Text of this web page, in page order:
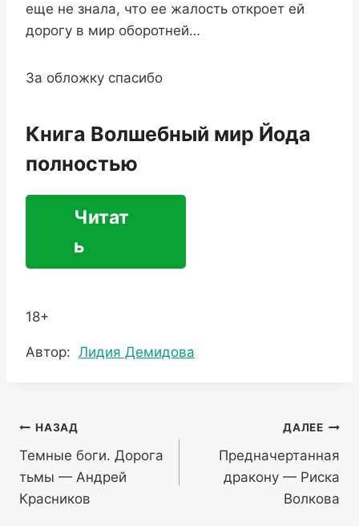
еще не знала, что ее жалость откроет ей
дорогу в мир оборотней…
За обложку спасибо
Книга Волшебный мир Йода
полностью
Читат
ь
18+
Метки
Автор: Лидия Демидова
Навигация
по
записям
НАЗАД
Темные боги. Дорога
тьмы — Андрей
Красников
ДАЛЕЕ
Предначертанная
дракону — Риска
Волкова